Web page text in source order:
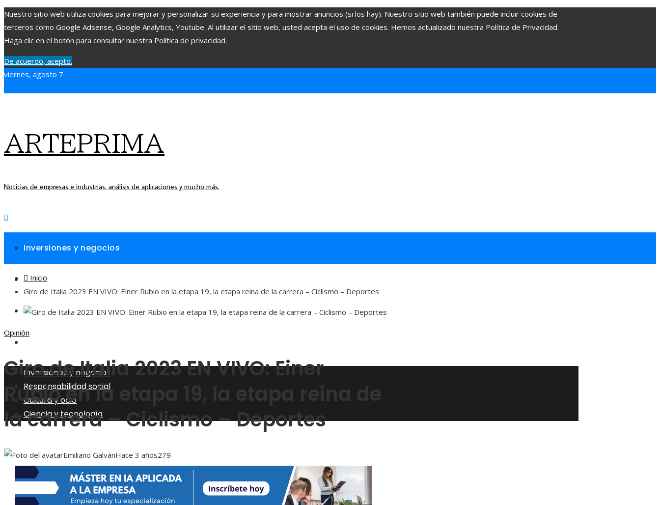
Nuestro sitio web utiliza cookies para mejorar y personalizar su experiencia y para mostrar anuncios (si los hay). Nuestro sitio web también puede incluir cookies de
terceros como Google Adsense, Google Analytics, Youtube. Al utilizar el sitio web, usted acepta el uso de cookies. Hemos actualizado nuestra Política de Privacidad.
Haga clic en el botón para consultar nuestra Política de privacidad.
De acuerdo, acepto.
viernes, agosto 7
ARTEPRIMA
Noticias de empresas e industrias, análisis de aplicaciones y mucho más.
Inversiones y negocios
Responsabilidad social
Cultura y ocio
Inversiones y negocios
Responsabilidad social
Cultura y ocio
Ciencia y tecnología
Inicio
Giro de Italia 2023 EN VIVO: Einer Rubio en la etapa 19, la etapa reina de la carrera – Ciclismo – Deportes
Opinión
Giro de Italia 2023 EN VIVO: Einer
Rubio en la etapa 19, la etapa reina de
la carrera – Ciclismo – Deportes
Emiliano GalvánHace 3 años279